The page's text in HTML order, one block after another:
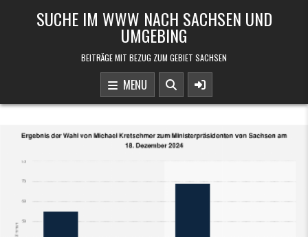
SUCHE IM WWW NACH SACHSEN UND
UMGEBING
BEITRÄGE MIT BEZUG ZUM GEBIET SACHSEN
MENU